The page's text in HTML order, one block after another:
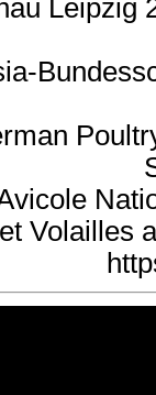
Leipzig
Volailles